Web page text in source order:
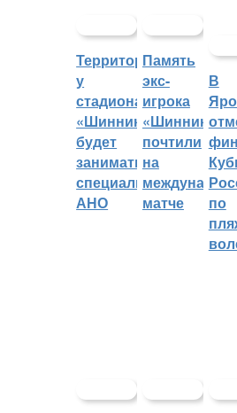
Территорией
у
стадиона
«Шинник»
будет
заниматься
специальное
АНО
Память
экс-
игрока
«Шинника»
почтили
на
матче
В
по